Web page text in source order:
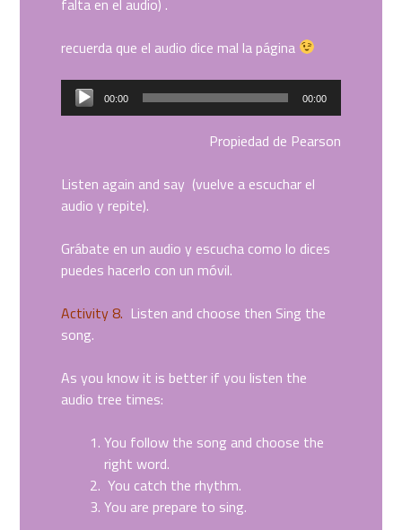
recuerda que el audio dice mal la página
Reproductor
de
00:00 00:00
Propiedad de Pearson
Listen again and say (vuelve a escuchar el
audio y repite).
Grábate en un audio y escucha como lo dices
puedes hacerlo con un móvil.
Activity 8. Listen and choose then Sing the
song.
As you know it is better if you listen the
audio tree times:
You follow the song and choose the
right word.
You catch the rhythm.
You are prepare to sing.